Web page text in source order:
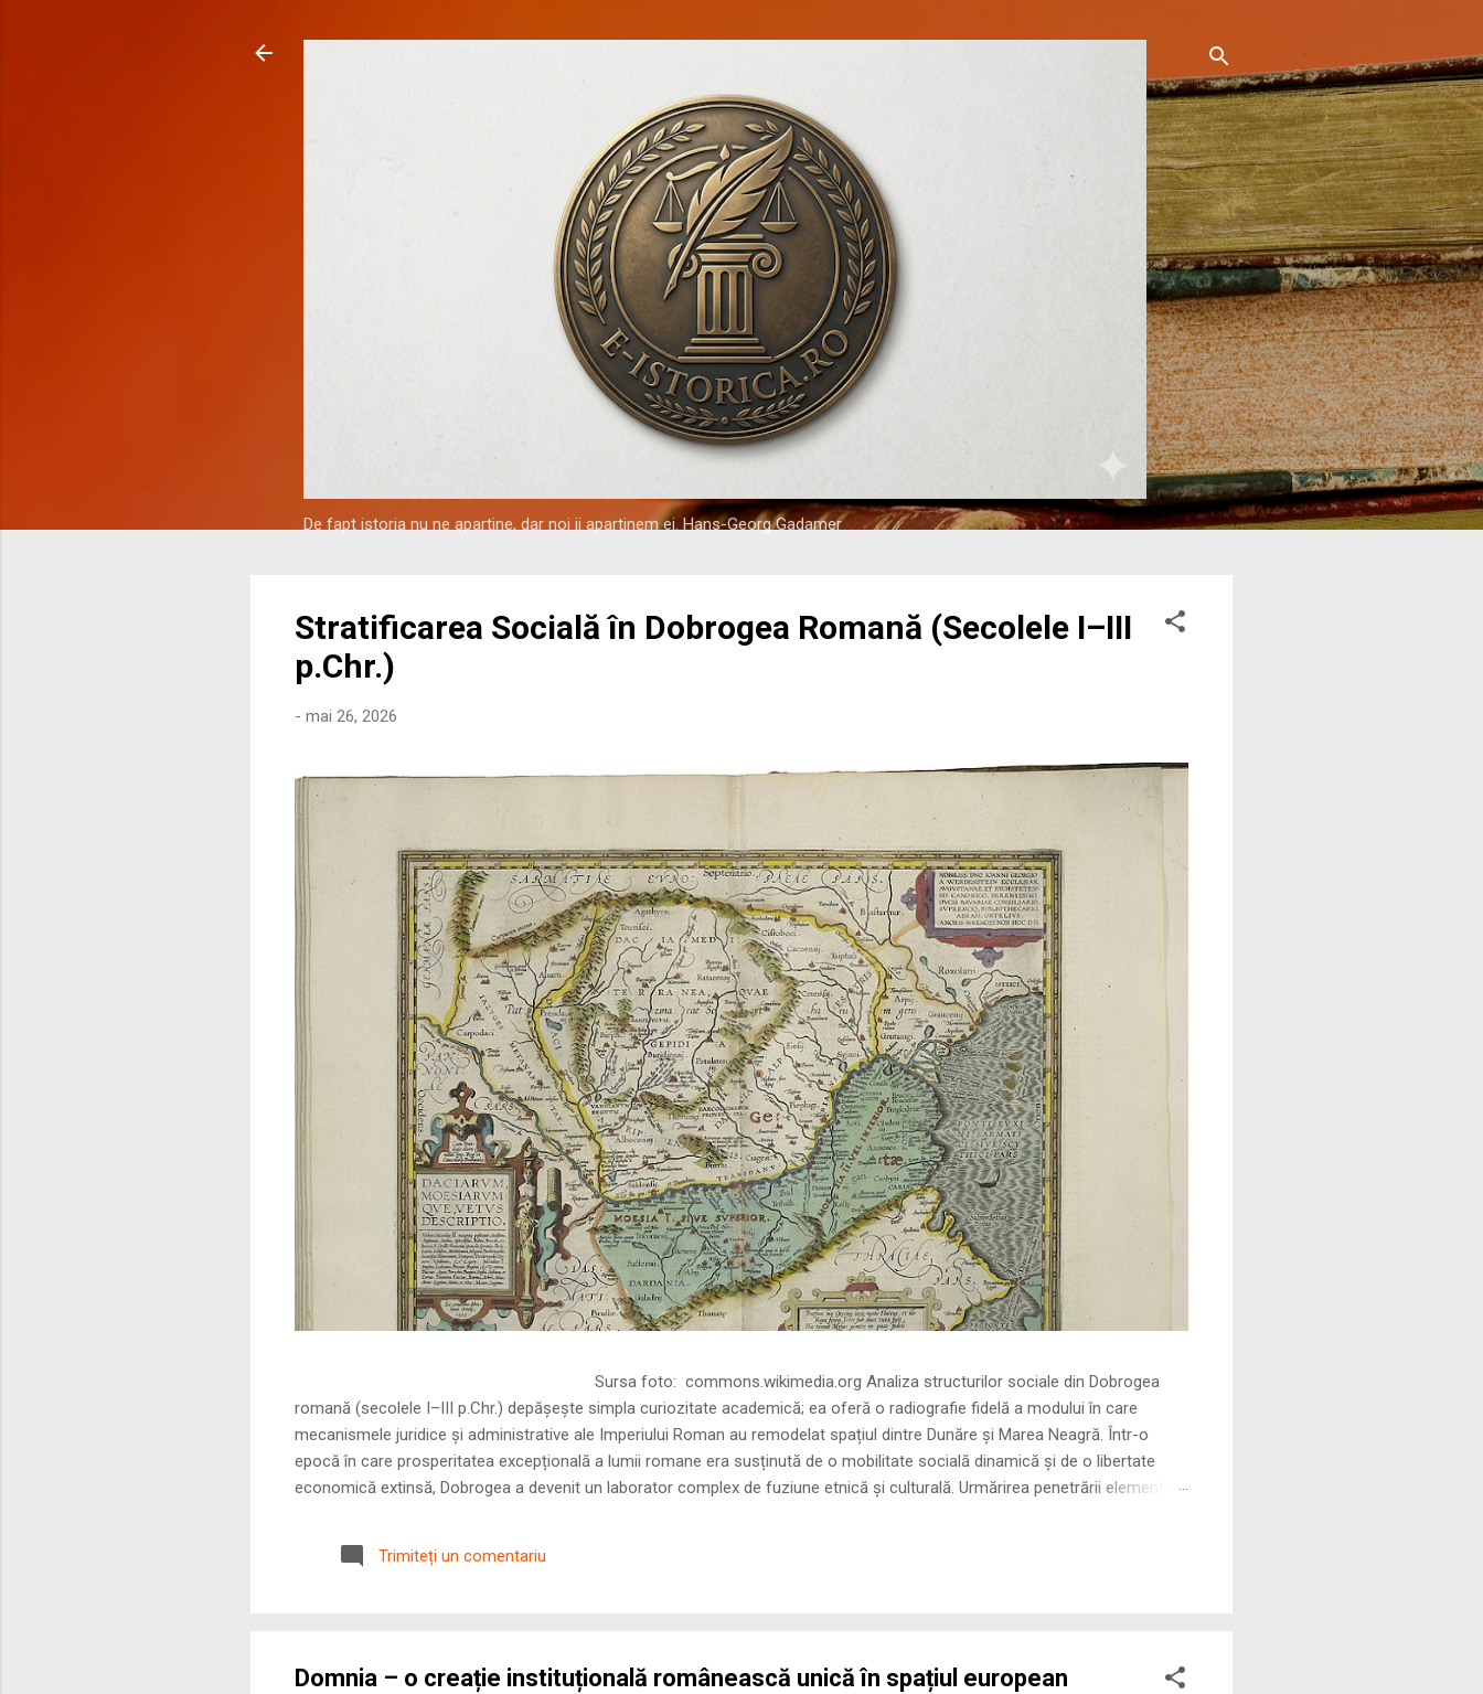
De fapt istoria nu ne apartine, dar noi ii apartinem ei. Hans-Georg Gadamer
Stratificarea Socială în Dobrogea Romană (Secolele I–III
p.Chr.)
- mai 26, 2026
Sursa foto: commons.wikimedia.org Analiza structurilor sociale din Dobrogea
romană (secolele I–III p.Chr.) depășește simpla curiozitate academică; ea oferă o radiografie fidelă a modului în care
mecanismele juridice și administrative ale Imperiului Roman au remodelat spațiul dintre Dunăre și Marea Neagră. Într-o
epocă în care prosperitatea excepțională a lumii romane era susținută de o mobilitate socială dinamică și de o libertate
economică extinsă, Dobrogea a devenit un laborator complex de fuziune etnică și culturală. Urmărirea penetrării elementului
precizie profunzimea și ritmul procesului de rom...
Trimiteți un comentariu
Domnia – o creație instituțională românească unică în spațiul european